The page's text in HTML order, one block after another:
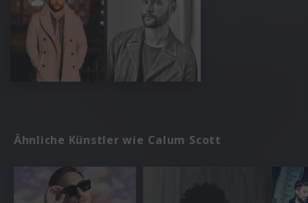
Ähnliche Künstler wie Calum Scott